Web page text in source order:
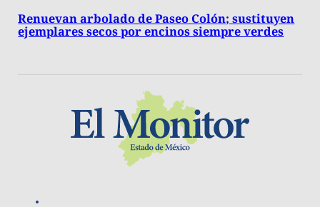
Renuevan arbolado de Paseo Colón; sustituyen
ejemplares secos por encinos siempre verdes